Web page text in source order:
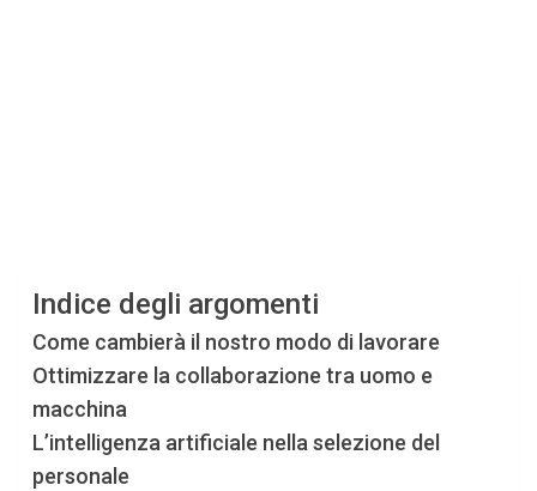
Indice degli argomenti
Come cambierà il nostro modo di lavorare
Ottimizzare la collaborazione tra uomo e
macchina
L’intelligenza artificiale nella selezione del
personale